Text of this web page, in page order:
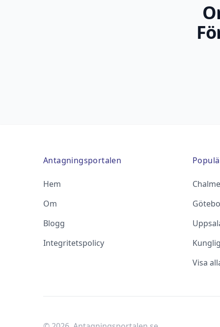
Antagningsportalen
Hem
Om
Blogg
Integritetspolicy
Visa